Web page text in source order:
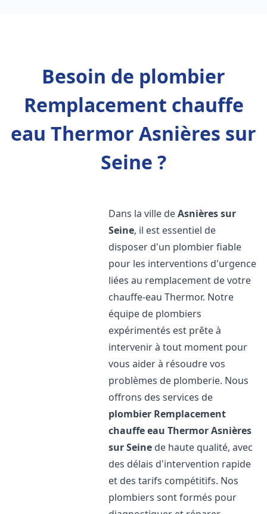
Besoin de plombier
Remplacement chauffe
eau Thermor Asnières sur
Seine ?
Dans la ville deAsnières sur
Seine, il est essentiel de
disposer d'un plombier fiable
pour les interventions d'urgence
liées au remplacement de votre
chauffe-eau Thermor. Notre
équipe de plombiers
expérimentés est prête à
intervenir à tout moment pour
vous aider à résoudre vos
problèmes de plomberie. Nous
offrons des services de
plombier Remplacement
chauffe eau ThermorAsnières
sur Seine de haute qualité, avec
des délais d'intervention rapide
et des tarifs compétitifs. Nos
plombiers sont formés pour